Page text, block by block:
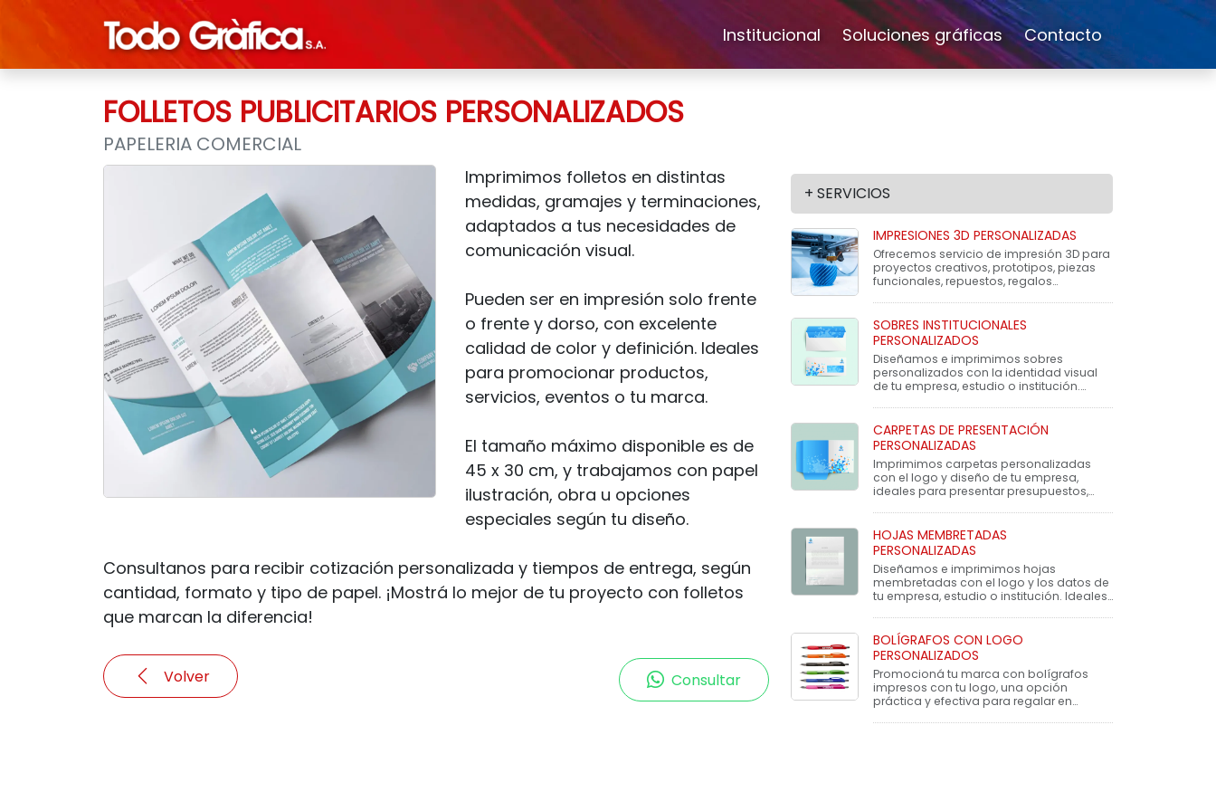
Institucional Soluciones gráficas Contacto
FOLLETOS PUBLICITARIOS PERSONALIZADOS
PAPELERIA COMERCIAL
Imprimimos folletos en distintas
medidas, gramajes y terminaciones,
adaptados a tus necesidades de
comunicación visual.
Pueden ser en impresión solo frente
o frente y dorso, con excelente
calidad de color y definición. Ideales
para promocionar productos,
servicios, eventos o tu marca.
El tamaño máximo disponible es de
45 x 30 cm, y trabajamos con papel
ilustración, obra u opciones
especiales según tu diseño.
Consultanos para recibir cotización personalizada y tiempos de entrega, según
cantidad, formato y tipo de papel. ¡Mostrá lo mejor de tu proyecto con folletos
que marcan la diferencia!
Volver Consultar
+ SERVICIOS
IMPRESIONES 3D PERSONALIZADAS
Ofrecemos servicio de impresión 3D para
proyectos creativos, prototipos, piezas
funcionales, repuestos, regalos
SOBRES INSTITUCIONALES
PERSONALIZADOS
Diseñamos e imprimimos sobres
personalizados con la identidad visual
de tu empresa, estudio o institución.
CARPETAS DE PRESENTACIÓN
PERSONALIZADAS
Imprimimos carpetas personalizadas
con el logo y diseño de tu empresa,
ideales para presentar presupuestos,
HOJAS MEMBRETADAS
PERSONALIZADAS
Diseñamos e imprimimos hojas
membretadas con el logo y los datos de
tu empresa, estudio o institución. Ideales
BOLÍGRAFOS CON LOGO
PERSONALIZADOS
Promocioná tu marca con bolígrafos
impresos con tu logo, una opción
práctica y efectiva para regalar en